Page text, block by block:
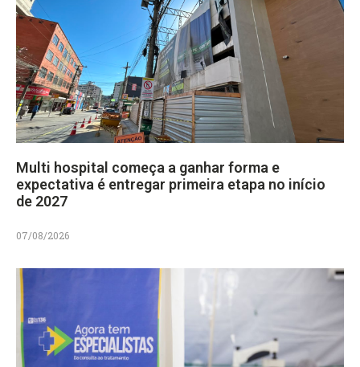
Multi hospital começa a ganhar forma e
expectativa é entregar primeira etapa no início
de 2027
07/08/2026